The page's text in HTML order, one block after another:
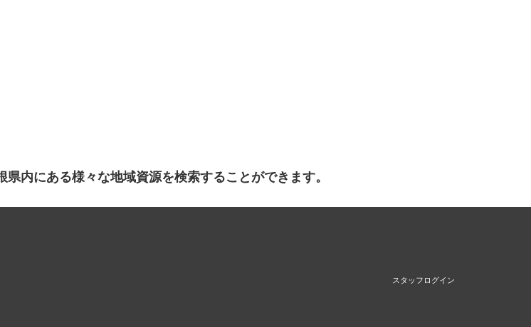
県内にある様々な地域資源を検索することができます。
スタッフログイン